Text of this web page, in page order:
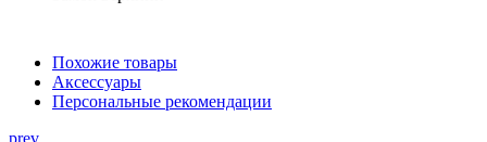
Похожие товары
Аксессуары
Персональные рекомендации